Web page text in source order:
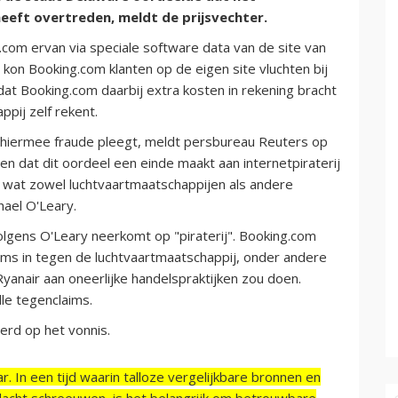
overtreden, meldt de prijsvechter.
ervan via speciale software data van de site van
Booking.com klanten op de eigen site vluchten bij
Booking.com daarbij extra kosten in rekening bracht
zelf rekent.
fraude pleegt, meldt persbureau Reuters op
dat dit oordeel een einde maakt aan internetpiraterij
zowel luchtvaartmaatschappijen als andere
O'Leary.
O'Leary neerkomt op "piraterij". Booking.com
in tegen de luchtvaartmaatschappij, onder andere
aan oneerlijke handelspraktijken zou doen.
tegenclaims.
op het vonnis.
In een tijd waarin talloze vergelijkbare bronnen en